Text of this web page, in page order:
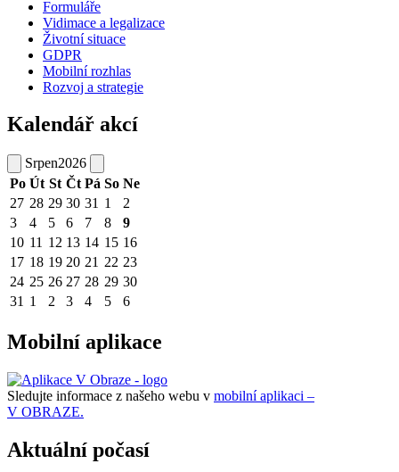
Formuláře
Vidimace a legalizace
Životní situace
GDPR
Mobilní rozhlas
Rozvoj a strategie
Kalendář akcí
Srpen2026
Po Út St Čt Pá So Ne
27 28 29 30 31 1
2
3
4 5 6 7 8
9
10 11 12 13 14 15 16
17 18 19 20 21 22 23
24 25 26 27 28 29 30
31 1 2 3 4 5 6
Mobilní aplikace
Sledujte informace z našeho webu v mobilní aplikaci –
V OBRAZE.
Aktuální počasí